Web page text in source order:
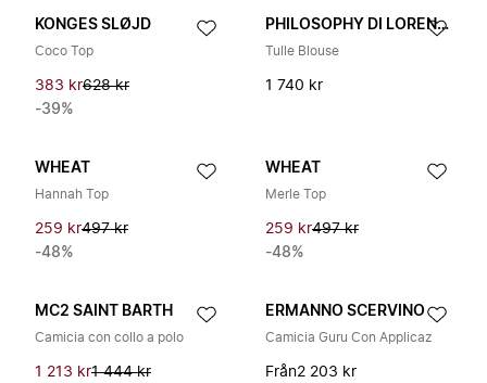
KONGES SLØJD
Coco Top
383 kr628 kr
-39%
PHILOSOPHY DI LORENZO SERAFINI
Tulle Blouse
1 740 kr
WHEAT
Hannah Top
259 kr497 kr
-48%
WHEAT
Merle Top
259 kr497 kr
-48%
MC2 SAINT BARTH
Camicia con collo a polo
1 213 kr1 444 kr
ERMANNO SCERVINO
Camicia Guru Con Applicaz
Från2 203 kr